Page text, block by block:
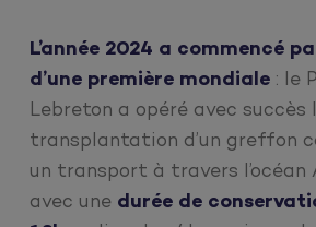
L’année 2024 a commencé
d’une première mondiale : le
Lebreton a opéré avec succès
transplantation d’un greffon
un transport à travers l’océan
avec une durée de